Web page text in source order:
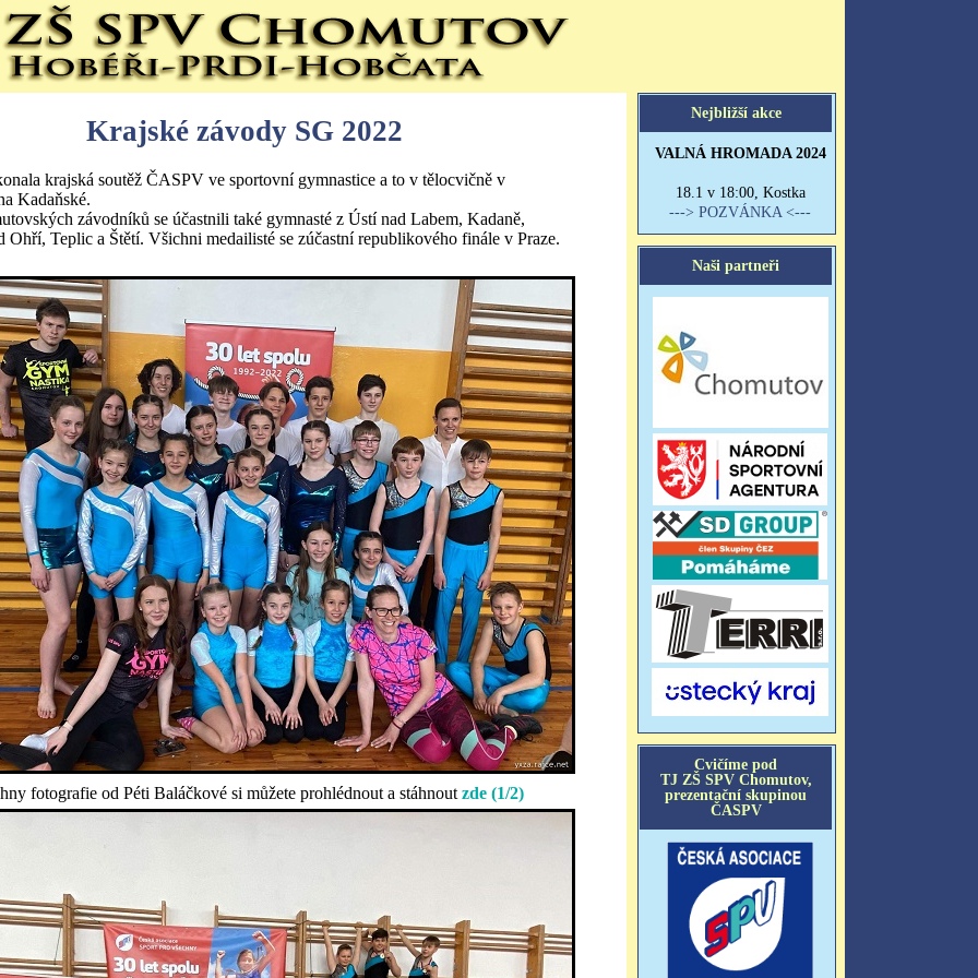
Krajské závody SG 2022
krajská soutěž ČASPV ve sportovní gymnastice a to v tělocvičně v
Kadaňské.
závodníků se účastnili také gymnasté z Ústí nad Labem, Kadaně,
Ohří, Teplic a Štětí. Všichni medailisté se zúčastní republikového finále v Praze.
fotografie od Péti Baláčkové si můžete prohlédnout a stáhnout zde (1/2)